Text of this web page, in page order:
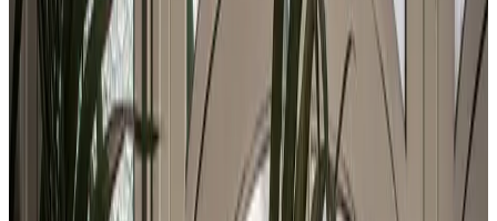
Telegram